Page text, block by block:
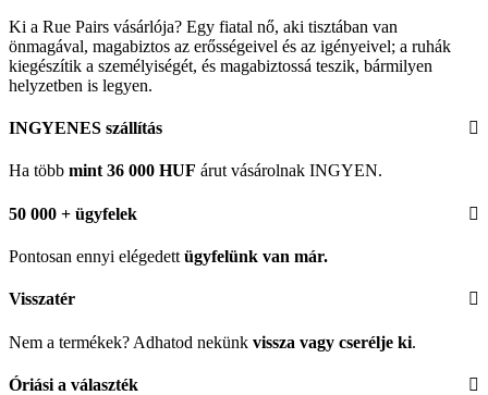
Ki a Rue Pairs vásárlója? Egy fiatal nő, aki tisztában van
önmagával, magabiztos az erősségeivel és az igényeivel; a ruhák
kiegészítik a személyiségét, és magabiztossá teszik, bármilyen
helyzetben is legyen.
INGYENES szállítás
Ha több mint 36 000 HUF árut vásárolnak INGYEN.
50 000 + ügyfelek
Pontosan ennyi elégedett ügyfelünk van már.
Visszatér
Nem a termékek? Adhatod nekünk vissza vagy cserélje ki.
Óriási a választék